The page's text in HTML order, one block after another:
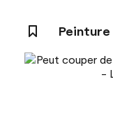
Peinture